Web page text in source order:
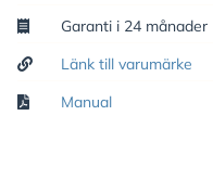
Garanti i 24 månader
Länk till varumärke
Manual